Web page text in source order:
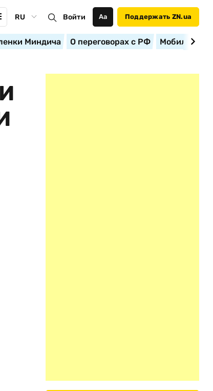
RU Войти Аа Поддержать ZN.ua
Миндича О переговорах с РФ